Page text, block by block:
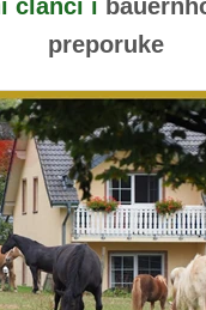
biti objavljena)
uvjete i odredbe.
o zaštiti podataka.
članci i
preporuke